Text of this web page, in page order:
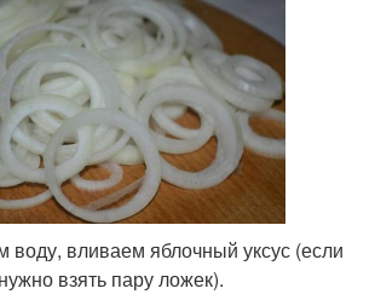
воду, вливаем яблочный уксус (если
взять пару ложек).